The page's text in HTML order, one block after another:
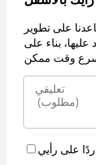
على تطوير
بناء على